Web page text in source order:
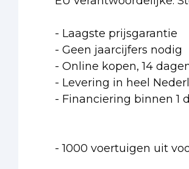
- Laagste prijsgarantie
- Geen jaarcijfers nodig
- Online kopen, 14
- Levering in heel
- Financiering binnen 1
- 1000 voertuigen uit